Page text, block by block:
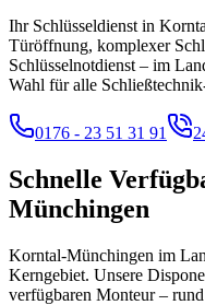
Ihr Schlüsseldienst in
Türöffnung, komplexer
Schlüsselnotdienst – im
Wahl für alle
0176 - 23 51 31 91
Schnelle
Münchingen
Korntal-Münchingen im
Kerngebiet. Unsere
verfügbaren Monteur –